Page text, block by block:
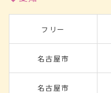
フリー
名古屋市
名古屋市